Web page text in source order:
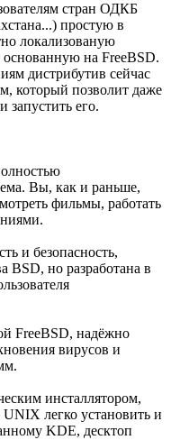
стран ОДКБ
простую в
локализованую
на FreeBSD.
дистрибутив сейчас
который позволит даже
запустить его.
Вы, как и раньше,
фильмы, работать
и безопасность,
BSD, но разработана в
FreeBSD, надёжно
вирусов и
инсталлятором,
легко установить и
KDE, десктоп